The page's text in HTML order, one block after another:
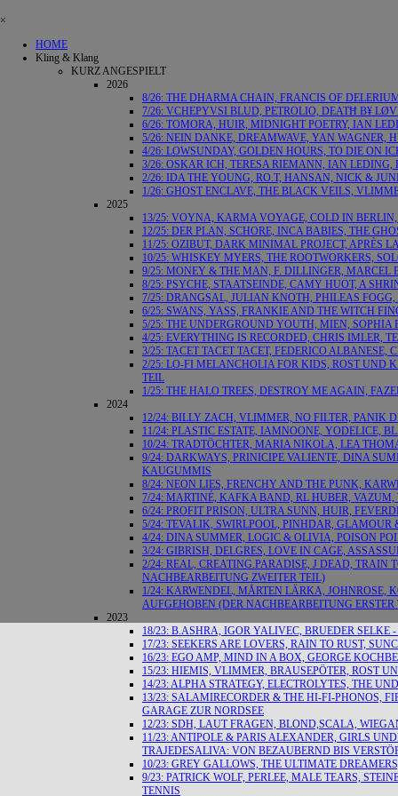
×
HOME
Kling & Klang
KURZ ANGESPIELT
2026
8/26: THE DHARMA CHAIN, FRANCIS OF
7/26: VCHEPYVSI BLUD, PETROLIO, DEATĦ B¥
6/26: TOMORA, HUIR, MIDNIGHT POETRY, IAN
5/26: NEIN DANKE, DREAMWAVE, YAN WAGNER,
4/26: LOWSUNDAY, GOLDEN HOURS, TO DIE ON
3/26: OSKAR ICH, TERESA RIEMANN, IAN
2/26: IDA THE YOUNG, RO.T, HANSAN, NICK &
1/26: GHOST ENCLAVE, THE BLACK VEILS,
2025
13/25: VOYNA, KARMA VOYAGE, COLD IN
12/25: DER PLAN, SCHORE, INCA BABIES, THE
11/25: OZIBUT, DARK MINIMAL PROJECT, APRÈS
10/25: WHISKEY MYERS, THE ROOTWORKERS,
9/25: MONEY & THE MAN, F. DILLINGER, MARCEL
8/25: PSYCHE, STAATSEINDE, CAMY HUOT, A
7/25: DRANGSAL, JULIAN KNOTH, PHILEAS
6/25: SWANS, YASS, FRANKIE AND THE WITCH
5/25: THE UNDERGROUND YOUTH, MIEN,
4/25: EVERYTHING IS RECORDED, CHRIS IMLER,
3/25: TACET TACET TACET, FEDERICO
2/25: LO-FI MELANCHOLIA FOR KIDS, ROST UND
TEIL
1/25: THE HALO TREES, DESTROY ME AGAIN,
2024
12/24: BILLY ZACH, VLIMMER, NO FILTER, PANIK
11/24: PLASTIC ESTATE, IAMNOONE, YODELICE,
10/24: TRADTÖCHTER, MARIA NIKOLA, LEA
9/24: DARKWAYS, PRINICIPE VALIENTE, DINA
KAUGUMMIS
8/24: NEON LIES, FRENCHY AND THE PUNK,
7/24: MARTINÉ, KAFKA BAND, RL HUBER, VAZUM,
6/24: PROFIT PRISON, ULTRA SUNN, HUIR,
5/24: TEVALIK, SWIRLPOOL, PINHDAR,
4/24: DINA SUMMER, LOGIC & OLIVIA, POISON
3/24: GIBRISH, DELGRES, LOVE IN CAGE,
2/24: REAL, CREATING.PARADISE, J DEAD, TRAIN
NACHBEARBEITUNG ZWEITER TEIL)
1/24: KARWENDEL, MÅRTEN LÄRKA, JOHNROSE,
AUFGEHOBEN (DER NACHBEARBEITUNG ERSTER
2023
18/23: B.ASHRA, IGOR YALIVEC, BRUEDER SELKE
17/23: SEEKERS ARE LOVERS, RAIN TO RUST,
16/23: EGO AMP, MIND IN A BOX, GEORGE
15/23: HIEMIS, VLIMMER, BRAUSEPÖTER, ROST
14/23: ALPHA STRATEGY, ELECTROLYTES, THE
13/23: SALAMIRECORDER & THE HI-FI-PHONOS,
GARAGE ZUR NORDSEE
12/23: SDH, LAUT FRAGEN, BLOND,SCALA,
11/23: ANTIPOLE & PARIS ALEXANDER, GIRLS
TRAJEDESALIVA: VON BEZAUBERND BIS
10/23: GREY GALLOWS, THE ULTIMATE
9/23: PATRICK WOLF, PERLEE, MALE TEARS,
TENNIS